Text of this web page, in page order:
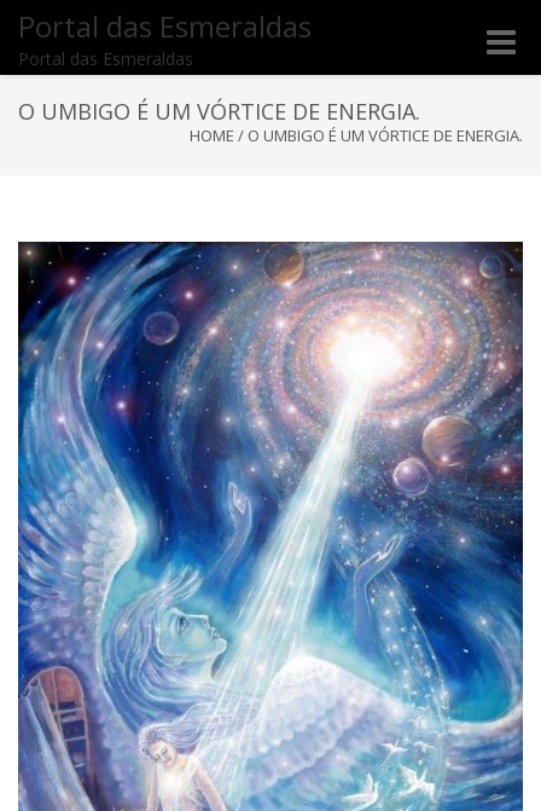
Portal das Esmeraldas
Portal das Esmeraldas
Toggle
O UMBIGO É UM VÓRTICE DE ENERGIA.
HOME / O UMBIGO É UM VÓRTICE DE ENERGIA.